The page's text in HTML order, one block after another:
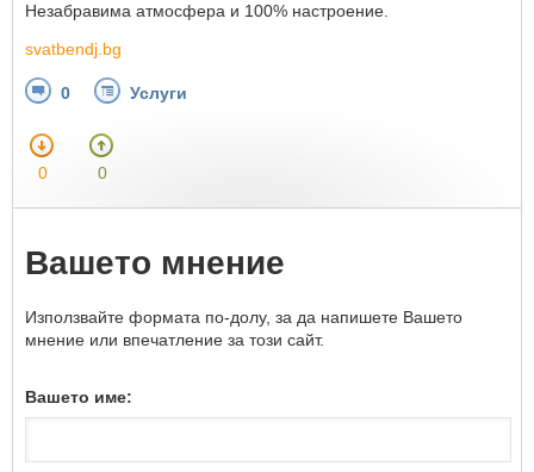
Незабравима атмосфера и 100% настроение.
svatbendj.bg
0 Услуги
0 0
Вашето мнение
Използвайте формата по-долу, за да напишете Вашето
мнение или впечатление за този сайт.
Вашето име: